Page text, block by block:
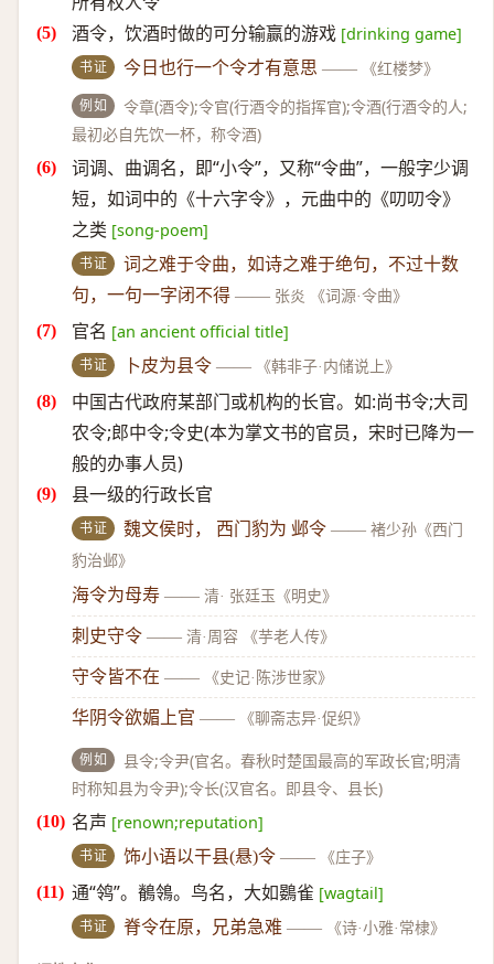
酒令，饮酒时做的可分输赢的游戏 [drinking game]
书证 今日也行一个令才有意思 —— 《红楼梦》
例如
令章(酒令);令官(行酒令的指挥官);令酒(行酒令的人;
最初必自先饮一杯，称令酒)
词调、曲调名，即“小令”，又称“令曲”，一般字少调
短，如词中的《十六字令》，元曲中的《叨叨令》
之类 [song-poem]
书证
词之难于令曲，如诗之难于绝句，不过十数
句，一句一字闭不得 —— 张炎 《词源·令曲》
官名 [an ancient official title]
书证 卜皮为县令 —— 《韩非子·内储说上》
中国古代政府某部门或机构的长官。如:尚书令;大司
农令;郎中令;令史(本为掌文书的官员，宋时已降为一
般的办事人员)
县一级的行政长官
书证 魏文侯时， 西门豹为 邺令 —— 褚少孙《西门
豹治邺》
海令为母寿 —— 清· 张廷玉《明史》
刺史守令 —— 清·周容 《芋老人传》
守令皆不在 —— 《史记·陈涉世家》
华阴令欲媚上官 —— 《聊斋志异·促织》
例如
县令;令尹(官名。春秋时楚国最高的军政长官;明清
时称知县为令尹);令长(汉官名。即县令、县长)
名声 [renown;reputation]
书证 饰小语以干县(悬)令 —— 《庄子》
通“鸰”。鶺鴒。鸟名，大如鷃雀 [wagtail]
书证 脊令在原，兄弟急难 —— 《诗·小雅·常棣》